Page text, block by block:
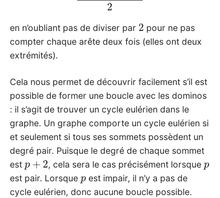
en n’oubliant pas de diviser par
2
pour ne pas
compter chaque arête deux fois (elles ont deux
extrémités).
Cela nous permet de découvrir facilement s’il est
possible de former une boucle avec les dominos
: il s’agit de trouver un cycle eulérien dans le
graphe. Un graphe comporte un cycle eulérien si
et seulement si tous ses sommets possèdent un
degré pair. Puisque le degré de chaque sommet
est
p+2
, cela sera le cas précisément lorsque
p
est pair. Lorsque
p
est impair, il n’y a pas de
cycle eulérien, donc aucune boucle possible.